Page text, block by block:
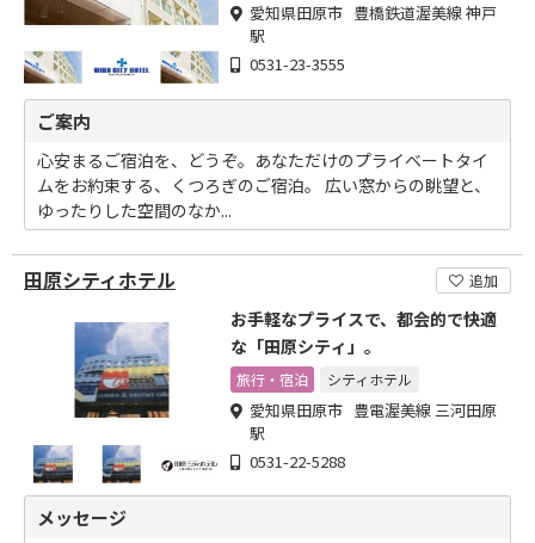
愛知県田原市 豊橋鉄道渥美線 神戸
駅
0531-23-3555
ご案内
心安まるご宿泊を、どうぞ。あなただけのプライベートタイ
ムをお約束する、くつろぎのご宿泊。 広い窓からの眺望と、
ゆったりした空間のなか...
田原シティホテル 追加
お手軽なプライスで、都会的で快適
な「田原シティ」。
旅行・宿泊 シティホテル
愛知県田原市 豊電渥美線 三河田原
駅
0531-22-5288
メッセージ